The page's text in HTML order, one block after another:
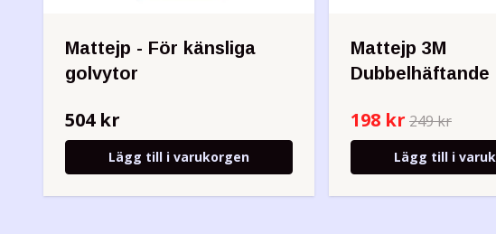
Mattejp - För känsliga
golvytor
504 kr
Lägg till i varukorgen
Mattejp 3M
Dubbelhäftande
198 kr 249 kr
Lägg till i